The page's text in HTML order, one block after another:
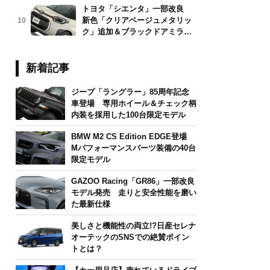
10
トヨタ「シエンタ」一部改良
新色「クリアベージュメタリッ
ク」追加＆ブラックドアミラー
新着記事
ジープ「ラングラー」85周年記念
車登場 専用ホイール＆チェック柄
内装を採用した100台限定モデル
BMW M2 CS Edition EDGE登場
Mパフォーマンスパーツ装備の40台
限定モデル
GAZOO Racing「GR86」一部改良
モデル発売 走りと安全性能を磨い
た最新仕様
美しさと機能性の両立!?日産セレナ
オーテックのSNSでの絶賛ポイン
トとは？